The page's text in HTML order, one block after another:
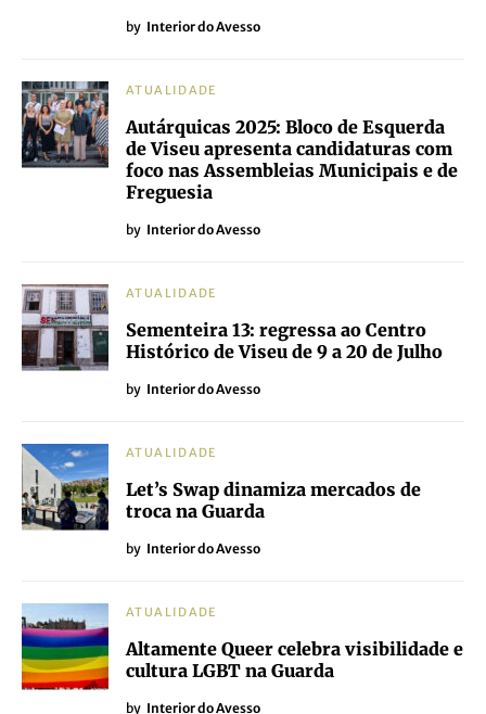
ÚLTIMAS
ATUALIDADE
Por Serras Dignas, protesto no ponto
mais alto de Portugal continental
ATUALIDADE
Bloco de Esquerda lamenta
encerramento das salas NOS em Viseu
e reforça a urgência de reabrir o
by Interior do Avesso
Autárquicas 2025: Bloco de Esquerda
foco nas Assembleias Municipais e de
by Interior do Avesso